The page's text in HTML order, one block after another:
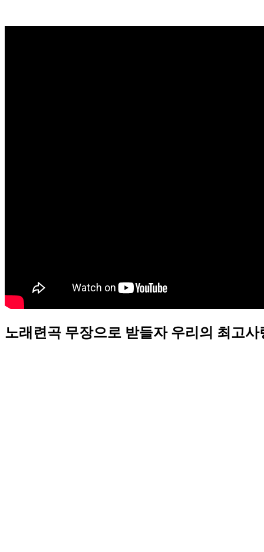
노래련곡 무장으로 받들자 우리의 최고사